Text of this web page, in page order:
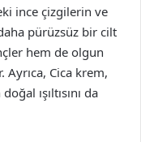
ince çizgilerin ve
pürüzsüz bir cilt
hem de olgun
Cica krem,
ışıltısını da